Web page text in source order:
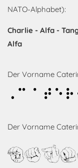
NATO-Alphabet):
Charlie - Alfa -
Alfa
Der Vorname
Der Vorname